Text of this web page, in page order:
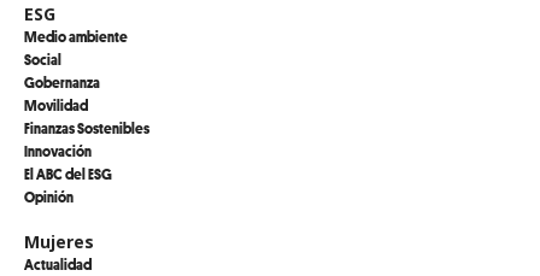
ESG
Medio ambiente
Social
Gobernanza
Movilidad
Finanzas Sostenibles
Innovación
El ABC del ESG
Opinión
Mujeres
Actualidad